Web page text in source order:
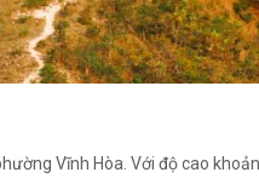
Vĩnh Hòa. Với độ cao